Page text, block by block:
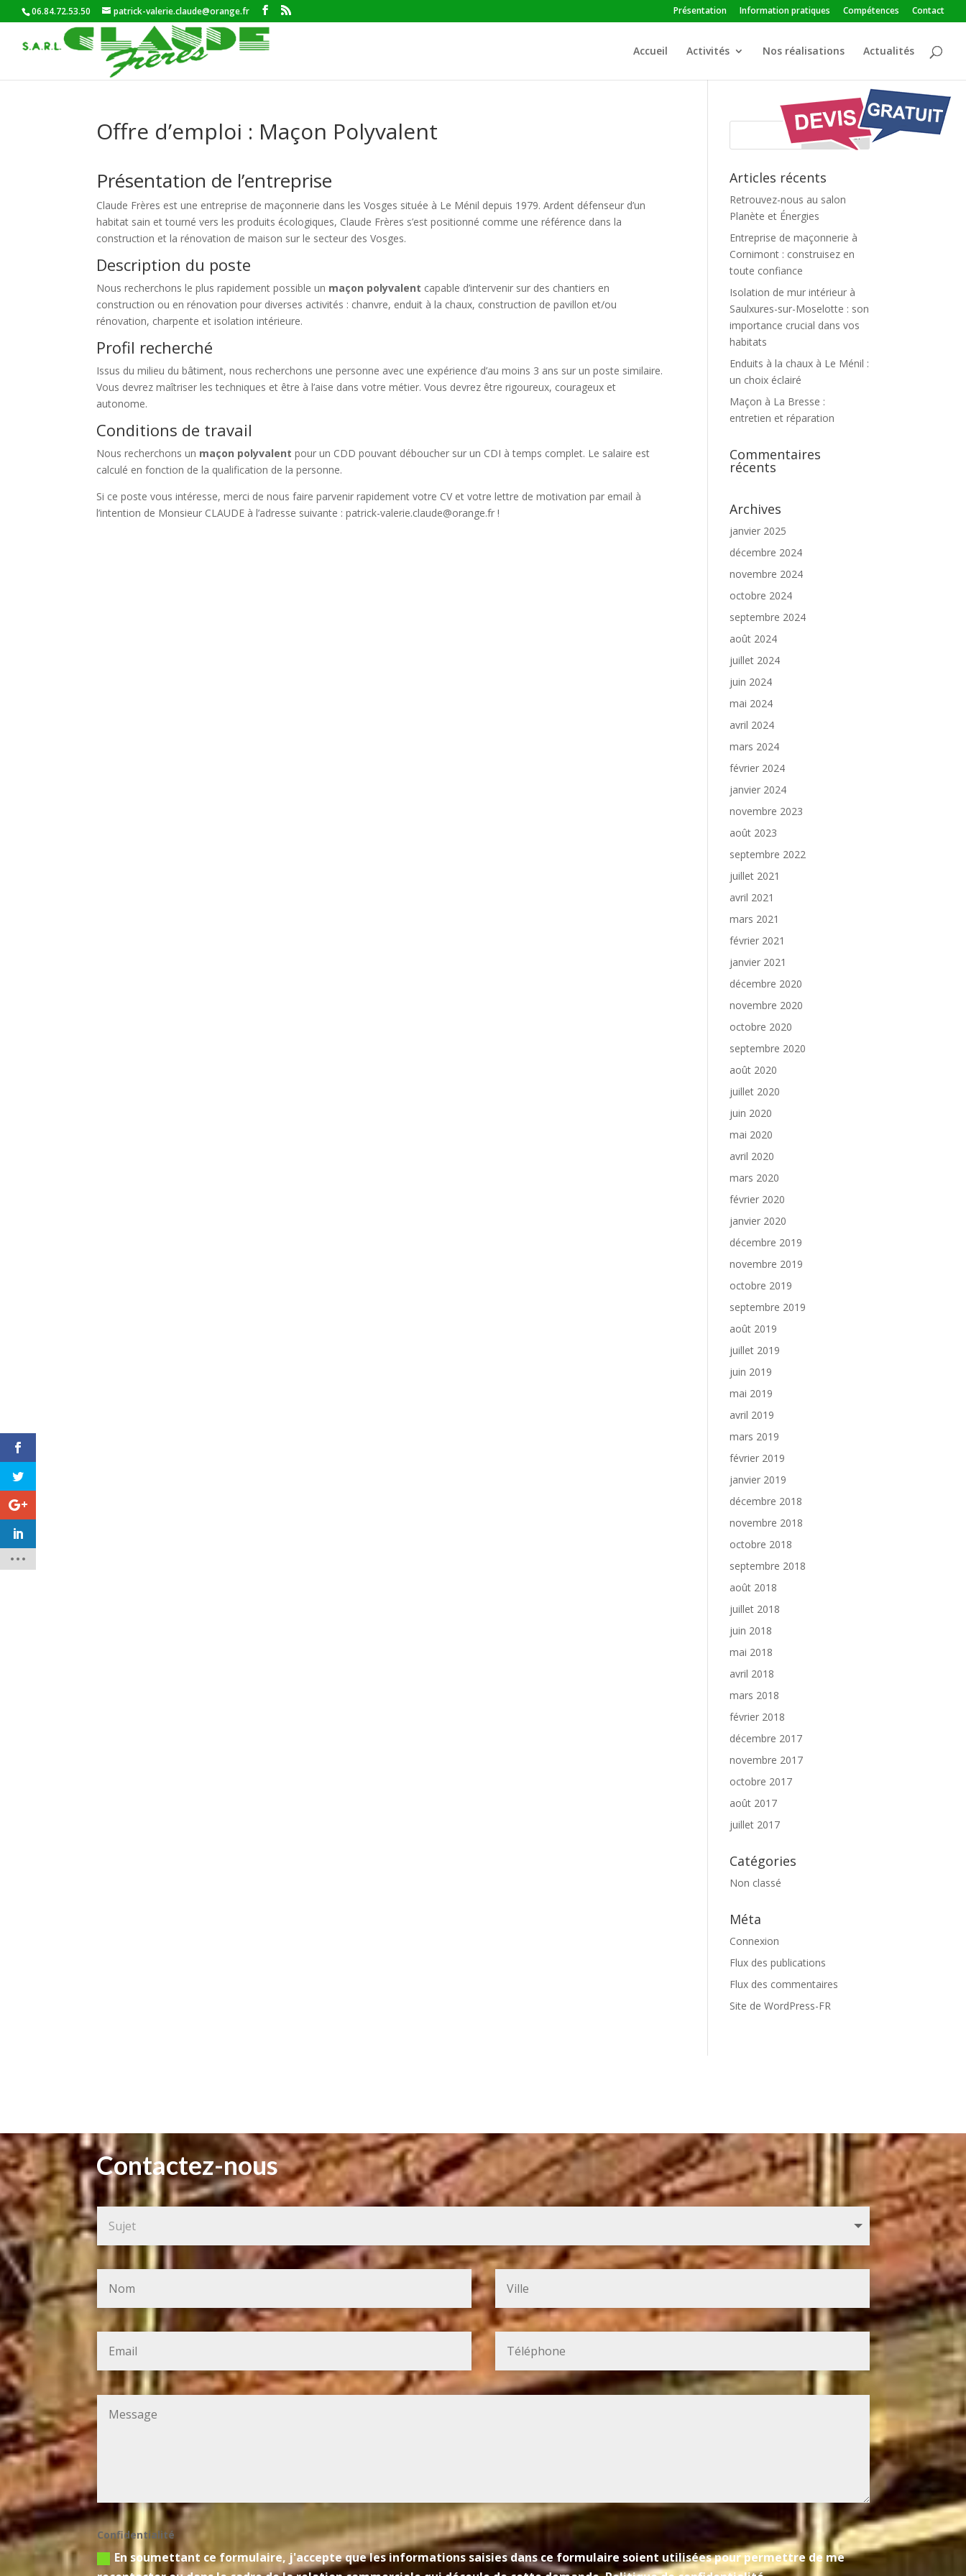
06.84.72.53.50 patrick-valerie.claude@orange.fr Présentation Information pratiques Compétences Contact
Accueil Activités Nos réalisations Actualités
Offre d’emploi : Maçon Polyvalent
Présentation de l’entreprise
Claude Frères est une entreprise de maçonnerie dans les Vosges située à Le Ménil depuis 1979. Ardent défenseur d’un
habitat sain et tourné vers les produits écologiques, Claude Frères s’est positionné comme une référence dans la
construction et la rénovation de maison sur le secteur des Vosges.
Description du poste
Nous recherchons le plus rapidement possible un maçon polyvalent capable d’intervenir sur des chantiers en
construction ou en rénovation pour diverses activités : chanvre, enduit à la chaux, construction de pavillon et/ou
rénovation, charpente et isolation intérieure.
Profil recherché
Issus du milieu du bâtiment, nous recherchons une personne avec une expérience d’au moins 3 ans sur un poste similaire.
Vous devrez maîtriser les techniques et être à l’aise dans votre métier. Vous devrez être rigoureux, courageux et
autonome.
Conditions de travail
Nous recherchons un maçon polyvalent pour un CDD pouvant déboucher sur un CDI à temps complet. Le salaire est
calculé en fonction de la qualification de la personne.
Si ce poste vous intéresse, merci de nous faire parvenir rapidement votre CV et votre lettre de motivation par email à
l’intention de Monsieur CLAUDE à l’adresse suivante : patrick-valerie.claude@orange.fr !
Articles récents
Retrouvez-nous au salon
Planète et Énergies
Entreprise de maçonnerie à
Cornimont : construisez en
toute confiance
Isolation de mur intérieur à
Saulxures-sur-Moselotte : son
importance crucial dans vos
habitats
Enduits à la chaux à Le Ménil :
un choix éclairé
Maçon à La Bresse :
entretien et réparation
Commentaires
récents
Archives
janvier 2025
décembre 2024
novembre 2024
octobre 2024
septembre 2024
août 2024
juillet 2024
juin 2024
mai 2024
avril 2024
mars 2024
février 2024
janvier 2024
novembre 2023
août 2023
septembre 2022
juillet 2021
avril 2021
mars 2021
février 2021
janvier 2021
décembre 2020
novembre 2020
octobre 2020
septembre 2020
août 2020
juillet 2020
juin 2020
mai 2020
avril 2020
mars 2020
février 2020
janvier 2020
décembre 2019
novembre 2019
octobre 2019
septembre 2019
août 2019
juillet 2019
juin 2019
mai 2019
avril 2019
mars 2019
février 2019
janvier 2019
décembre 2018
novembre 2018
octobre 2018
septembre 2018
août 2018
juillet 2018
juin 2018
mai 2018
avril 2018
mars 2018
février 2018
décembre 2017
novembre 2017
octobre 2017
août 2017
juillet 2017
Catégories
Non classé
Méta
Connexion
Flux des publications
Flux des commentaires
Site de WordPress-FR
Contactez-nous
Confidentialité
En soumettant ce formulaire, j'accepte que les informations saisies dans ce formulaire soient utilisées pour permettre de me